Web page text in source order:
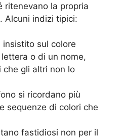
ritenevano la propria
Alcuni indizi tipici:
insistito sul colore
o di un nome,
che gli altri non lo
si ricordano più
sequenze di colori che
fastidiosi non per il